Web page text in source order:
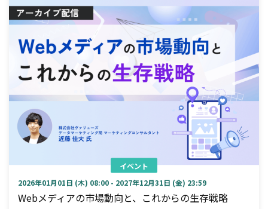
イベント
2026年01月01日 (木) 08:00 - 2027年12月31日 (金) 23:59
Webメディアの市場動向と、これからの生存戦略